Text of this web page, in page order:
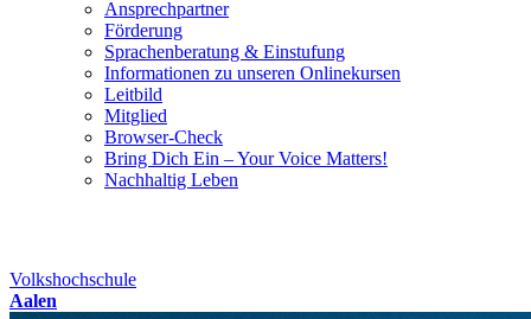
Ansprechpartner
Förderung
Sprachenberatung & Einstufung
Informationen zu unseren Onlinekursen
Leitbild
Mitglied
Browser-Check
Bring Dich Ein – Your Voice Matters!
Nachhaltig Leben
Volkshochschule
Aalen